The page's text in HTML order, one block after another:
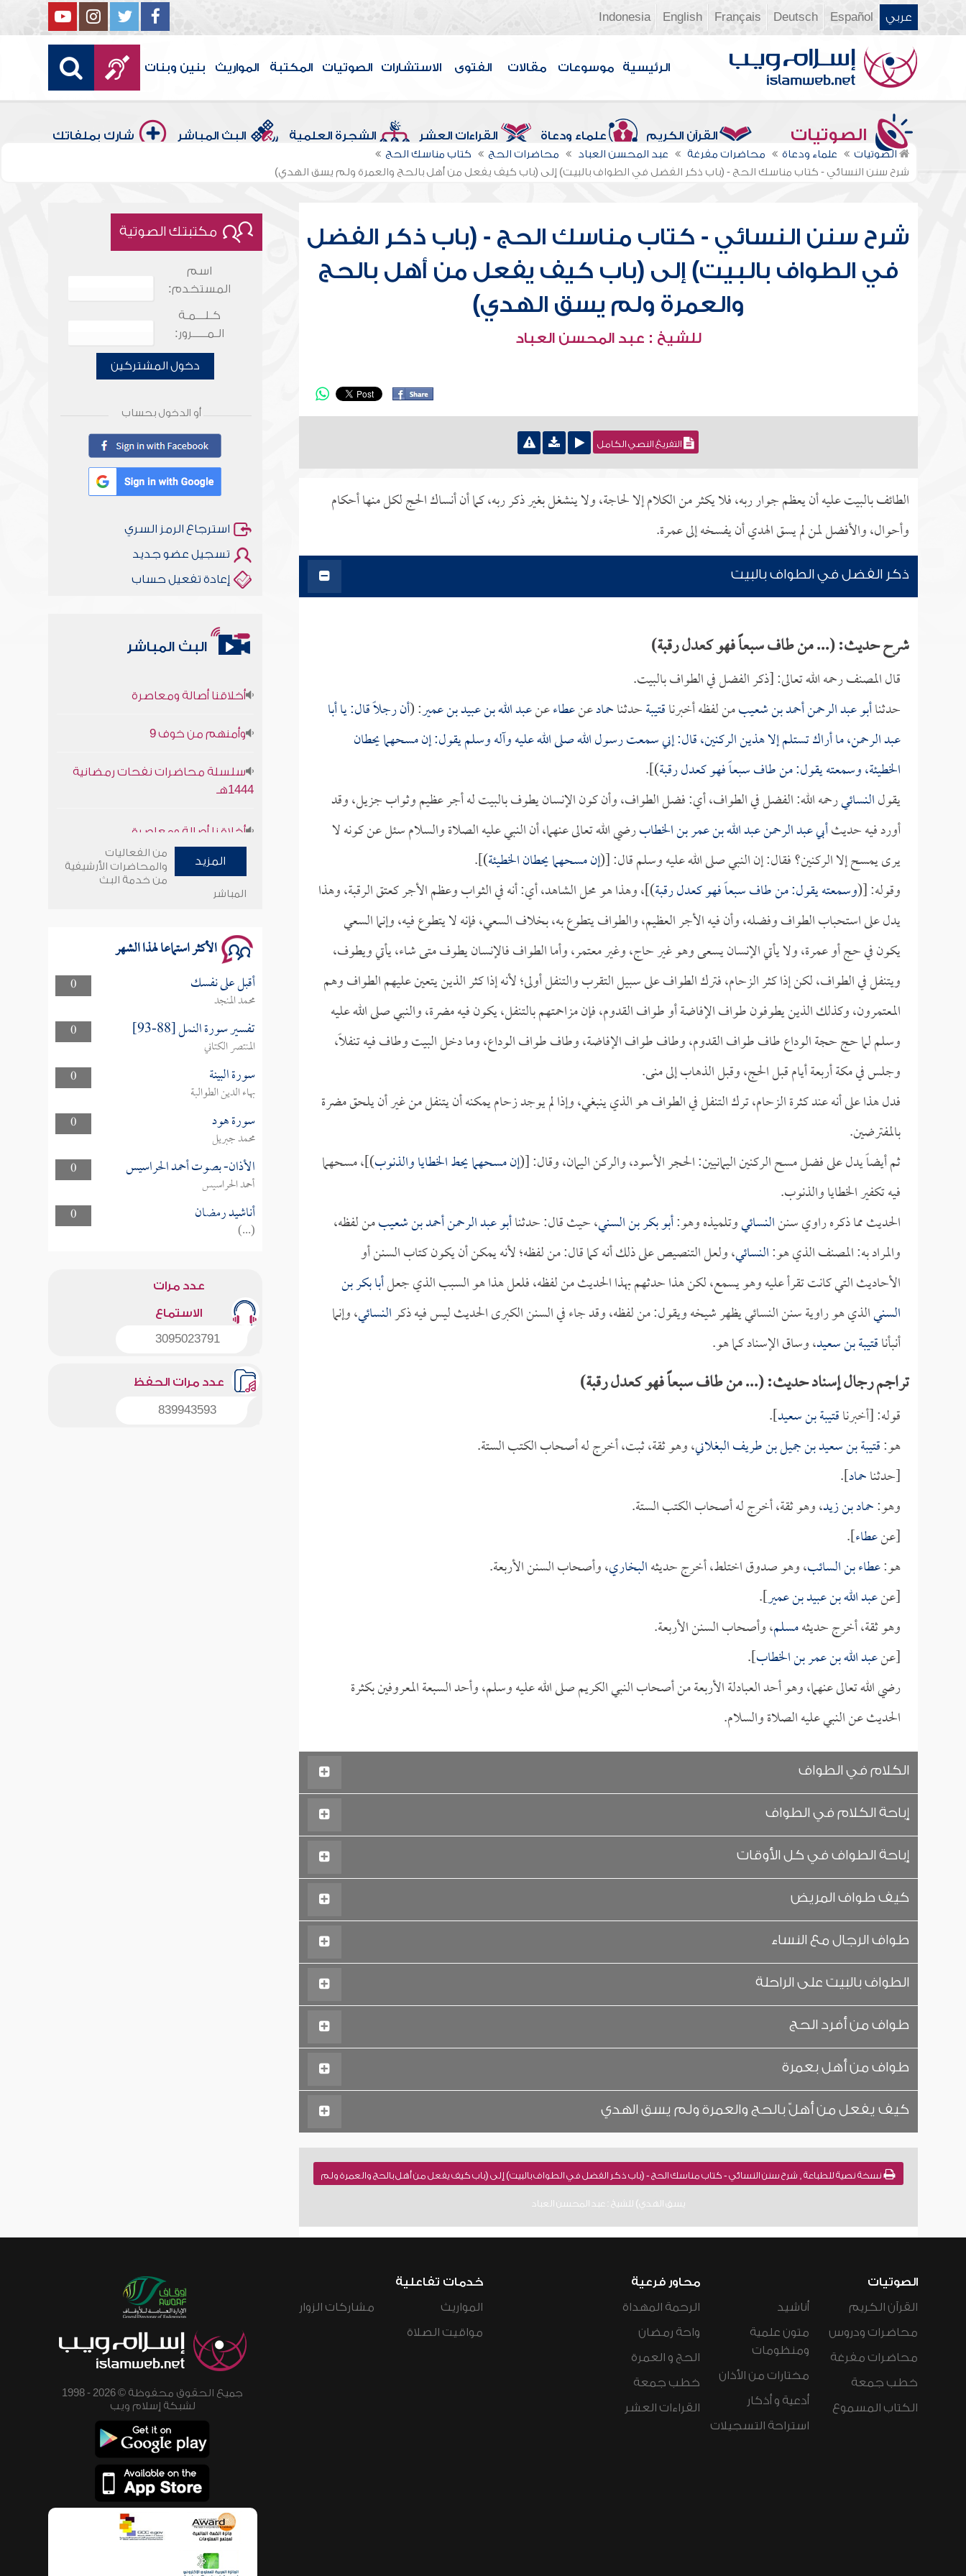
عربي Español
Deutsch
Français
English
Indonesia
الرئيسية موسوعات مقالات الفتوى الاستشارات الصوتيات المكتبة المواريث بنين وبنات
الصوتيات القرآن الكريم علماء ودعاة القراءات العشر الشجرة العلمية البث المباشر شارك بملفاتك
الصوتيات علماء ودعاة محاضرات مفرغة عبد المحسن العباد محاضرات الحج
كتاب مناسك الحج
شرح سنن النسائي - كتاب مناسك الحج - (باب ذكر الفضل في الطواف بالبيت) إلى (باب كيف يفعل من أهل بالحج والعمرة ولم يسق الهدي)
شرح سنن النسائي - كتاب مناسك الحج - (باب ذكر الفضل
في الطواف بالبيت) إلى (باب كيف يفعل من أهل بالحج
والعمرة ولم يسق الهدي)
للشيخ : عبد المحسن العباد
التفريغ النصي الكامل
الطائف بالبيت عليه أن يعظم جوار ربه، فلا يكثر من الكلام إلا لحاجة، ولا ينشغل بغير ذكر ربه، كما أن أنساك الحج لكل منها أحكام
وأحوال، والأفضل لمن لم يسق الهدي أن يفسخه إلى عمرة.
ذكر الفضل في الطواف بالبيت
شرح حديث: (... من طاف سبعاً فهو كعدل رقبة)
قال المصنف رحمه الله تعالى: [ذكر الفضل في الطواف بالبيت.
حدثناأبو عبد الرحمن أحمد بن شعيبمن لفظه أخبرناقتيبةحدثناحمادعنعطاءعنعبد الله بن عبيد بن عمير: (أن رجلاً قال: ياأبا
عبد الرحمن، ما أراك تستلم إلا هذين الركنين، قال: إني سمعت رسول الله صلى الله عليه وآله وسلم يقول: إن مسحهما يحطان
الخطيئة، وسمعته يقول: من طاف سبعاً فهو كعدل رقبة)].
يقولالنسائيرحمه الله: الفضل في الطواف، أي: فضل الطواف، وأن كون الإنسان يطوف بالبيت له أجر عظيم وثواب جزيل، وقد
أورد فيه حديثأبي عبد الرحمن عبد الله بن عمر بن الخطابرضي الله تعالى عنهما، أن النبي عليه الصلاة والسلام سئل عن كونه لا
يرى يمسح إلا الركنين؟ فقال: إن النبي صلى الله عليه وسلم قال: [(إن مسحهما يحطان الخطيئة)].
وقوله: [(وسمعته يقول: من طاف سبعاً فهو كعدل رقبة)]، وهذا هو محل الشاهد، أي: أنه في الثواب وعظم الأجر كعتق الرقبة، وهذا
يدل على استحباب الطواف وفضله، وأن فيه الأجر العظيم، والطواف يتطوع به، بخلاف السعي، فإنه لا يتطوع فيه، وإنما السعي
يكون في حج أو عمرة، ولا يأتي الإنسان يسعى وهو غير حاج، وغير معتمر، وأما الطواف فالإنسان يطوف متى شاء، يأتي ويطوف،
ويتنفل في الطواف، لكن إذا كثر الزحام، فترك الطواف على سبيل التقرب والتنفل أولى؛ لأنه إذا كثر الذين يتعين عليهم الطواف وهم
المعتمرون، وكذلك الذين يطوفون طواف الإفاضة أو طواف القدوم، فإن مزاحمتهم بالتنفل، يكون فيه مضرة، والنبي صلى الله عليه
وسلم لما حج حجة الوداع طاف طواف القدوم، وطاف طواف الإفاضة، وطاف طواف الوداع، وما دخل البيت وطاف فيه تنفلاً،
وجلس في مكة أربعة أيام قبل الحج، وقبل الذهاب إلى منى.
فدل هذا على أنه عند كثرة الزحام، ترك التنفل في الطواف هو الذي ينبغي، وإذا لم يوجد زحام يمكنه أن يتنفل من غير أن يلحق مضرة
بالمفترضين.
ثم أيضاً يدل على فضل مسح الركنين اليمانيين: الحجر الأسود، والركن اليمان، وقال: [(إن مسحهما يحط الخطايا والذنوب)]، مسحهما
فيه تكفير الخطايا والذنوب.
الحديث مما ذكره راوي سننالنسائيوتلميذه وهو:أبو بكر بن السني، حيث قال: حدثناأبو عبد الرحمن أحمد بن شعيبمن لفظه،
والمراد به: المصنف الذي هو:النسائي، ولعل التنصيص على ذلك أنه كما قال: من لفظه؛ لأنه يمكن أن يكون كتاب السنن أو
الأحاديث التي كانت تقرأ عليه وهو يسمع، لكن هذا حدثهم بهذا الحديث من لفظه، فلعل هذا هو السبب الذي جعلأبا بكر بن
السنيالذي هو راوية سنن النسائي يظهر شيخه ويقول: من لفظه، وقد جاء في السنن الكبرى الحديث ليس فيه ذكرالنسائي، وإنما
أنبأناقتيبة بن سعيد، وساق الإسناد كما هو.
تراجم رجال إسناد حديث: (... من طاف سبعاً فهو كعدل رقبة)
قوله: [أخبرناقتيبة بن سعيد].
هو:قتيبة بن سعيد بن جميل بن طريف البغلاني، وهو ثقة، ثبت، أخرج له أصحاب الكتب الستة.
[حدثناحماد].
وهو:حماد بن زيد، وهو ثقة، أخرج له أصحاب الكتب الستة.
[عنعطاء].
هو:عطاء بن السائب، وهو صدوق اختلط، أخرج حديثهالبخاري، وأصحاب السنن الأربعة.
[عنعبد الله بن عبيد بن عمير].
وهو ثقة، أخرج حديثهمسلم، وأصحاب السنن الأربعة.
[عنعبد الله بن عمر بن الخطاب].
رضي الله تعالى عنهما، وهو أحد العبادلة الأربعة من أصحاب النبي الكريم صلى الله عليه وسلم، وأحد السبعة المعروفين بكثرة
الحديث عن النبي عليه الصلاة والسلام.
الكلام في الطواف
إباحة الكلام في الطواف
إباحة الطواف في كل الأوقات
كيف طواف المريض
طواف الرجال مع النساء
الطواف بالبيت على الراحلة
طواف من أفرد الحج
طواف من أهل بعمرة
كيف يفعل من أهلّ بالحج والعمرة ولم يسق الهدي
نسخة نصية للطباعة , شرح سنن النسائي - كتاب مناسك الحج - (باب ذكر الفضل في الطواف بالبيت) إلى (باب كيف يفعل من أهل بالحج والعمرة ولم
يسق الهدي) للشيخ : عبد المحسن العباد
مكتبتك الصوتية
اسم
المستخدم:
كـلـــمـة
الـمـــــرور:
دخول المشتركين
أو الدخول بحساب
استرجاع الرمز السري
تسجيل عضو جديد
إعادة تفعيل حساب
البث المباشر
1444هـ
وأمنهم من خوف 9
سلسلة محاضرات نفحات رمضانية
المزيد
من الفعاليات
والمحاضرات الأرشيفية
من خدمة البث
المباشر
الأكثر استماعا لهذا الشهر
0 أقبل على نفسك
محمد المنجد
0
تفسير سورة النمل [88-93]
المنتصر الكتاني
0
سورة البينة
بهاء الدين الطوالبة
0
سورة هود
محمد جبريل
0
الأذان- بصوت أحمد الحراسيس
أحمد الحراسيس
0
أناشيد رمضان
(...)
عدد مرات
الاستماع
3095023791
عدد مرات الحفظ
839943593
الصوتيات
القرآن الكريم
محاضرات ودروس
محاضرات مفرغة
خطب جمعة
الكتاب المسموع
أناشيد
متون علمية
ومنظومات
مختارات من الأذان
أدعية و أذكار
استراحة التسجيلات
محاور فرعية
الرحمة المهداة
واحة رمضان
الحج و العمرة
خطب جمعة
القراءات العشر
خدمات تفاعلية
المواريث
مواقيت الصلاة
مشاركات الزوار
جميع الحقوق محفوظة © 2026 - 1998
لشبكة إسلام ويب